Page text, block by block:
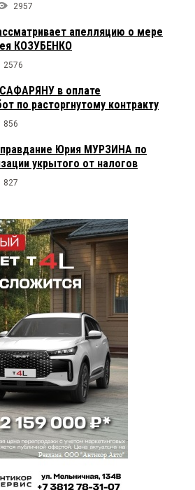
2957
апелляцию о мере
КОЗУБЕНКО
2576
в оплате
по расторгнутому контракту
856
Юрия МУРЗИНА по
укрытого от налогов
827